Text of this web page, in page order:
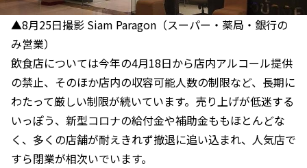
▲8月25日撮影 Siam Paragon（スーパー・薬局・銀行の
み営業）
飲食店については今年の4月18日から店内アルコール提供
の禁止、そのほか店内の収容可能人数の制限など、長期に
わたって厳しい制限が続いています。売り上げが低迷する
いっぽう、新型コロナの給付金や補助金ももほとんどな
く、多くの店舗が耐えきれず撤退に追い込まれ、人気店で
すら閉業が相次いでいます。